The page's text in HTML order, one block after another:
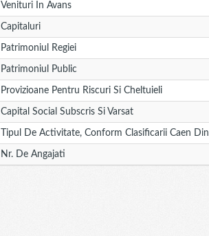
Venituri In Avans
Capitaluri
Patrimoniul Regiei
Patrimoniul Public
Provizioane Pentru Riscuri Si Cheltuieli
Capital Social Subscris Si Varsat
Tipul De Activitate, Conform Clasificarii Caen Din
Nr. De Angajati